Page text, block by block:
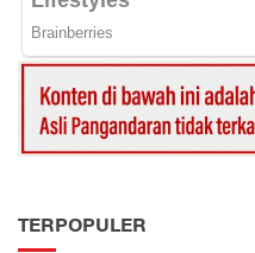
TERPOPULER